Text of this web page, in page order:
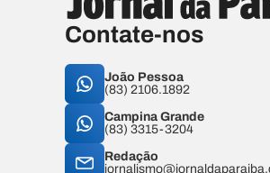
Contate-nos
João Pessoa
(83) 2106.1892
Campina Grande
(83) 3315-3204
Redação